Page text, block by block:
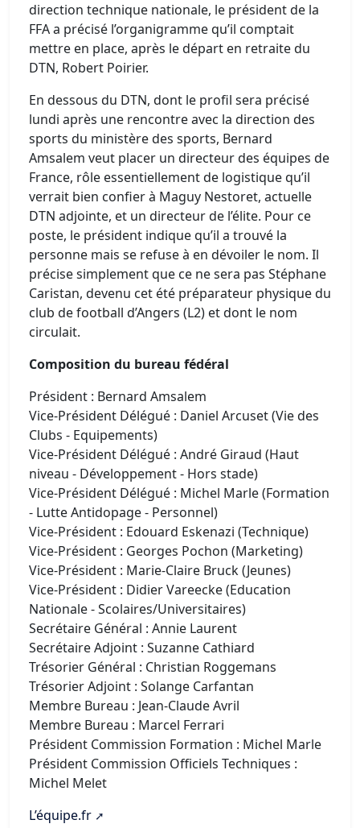
direction technique nationale, le président de la
FFA a précisé l’organigramme qu’il comptait
mettre en place, après le départ en retraite du
DTN, Robert Poirier.
En dessous du DTN, dont le profil sera précisé
lundi après une rencontre avec la direction des
sports du ministère des sports, Bernard
Amsalem veut placer un directeur des équipes de
France, rôle essentiellement de logistique qu’il
verrait bien confier à Maguy Nestoret, actuelle
DTN adjointe, et un directeur de l’élite. Pour ce
poste, le président indique qu’il a trouvé la
personne mais se refuse à en dévoiler le nom. Il
précise simplement que ce ne sera pas Stéphane
Caristan, devenu cet été préparateur physique du
club de football d’Angers (L2) et dont le nom
circulait.
Composition du bureau fédéral
Président : Bernard Amsalem
Vice-Président Délégué : Daniel Arcuset (Vie des
Clubs - Equipements)
Vice-Président Délégué : André Giraud (Haut
niveau - Développement - Hors stade)
Vice-Président Délégué : Michel Marle (Formation
- Lutte Antidopage - Personnel)
Vice-Président : Edouard Eskenazi (Technique)
Vice-Président : Georges Pochon (Marketing)
Vice-Président : Marie-Claire Bruck (Jeunes)
Vice-Président : Didier Vareecke (Education
Nationale - Scolaires/Universitaires)
Secrétaire Général : Annie Laurent
Secrétaire Adjoint : Suzanne Cathiard
Trésorier Général : Christian Roggemans
Trésorier Adjoint : Solange Carfantan
Membre Bureau : Jean-Claude Avril
Membre Bureau : Marcel Ferrari
Président Commission Formation : Michel Marle
Président Commission Officiels Techniques :
Michel Melet
L’équipe.fr